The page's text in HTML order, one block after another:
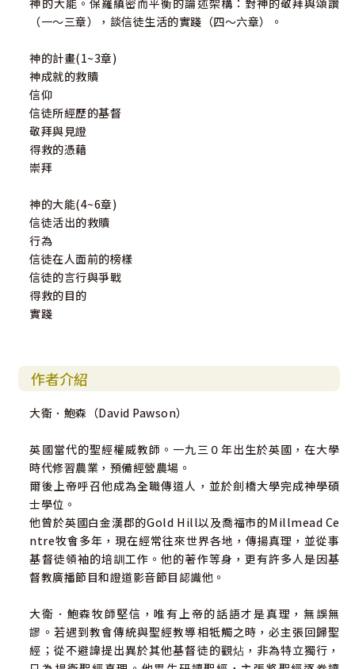
神的大能。保羅縝密而平衡的論述架構：對神的敬拜與頌讚
（一～三章），談信徒生活的實踐（四～六章）。
神的計畫(1~3章)
神成就的救贖
信仰
信徒所經歷的基督
敬拜與見證
得救的憑藉
崇拜
神的大能(4~6章)
信徒活出的救贖
行為
信徒在人面前的榜樣
信徒的言行與爭戰
得救的目的
實踐
作者介紹
大衛．鮑森（David Pawson）
英國當代的聖經權威教師。一九三０年出生於英國，在大學
時代修習農業，預備經營農場。
爾後上帝呼召他成為全職傳道人，並於劍橋大學完成神學碩
士學位。
他曾於英國白金漢郡的Gold Hill以及喬福市的Millmead Ce
ntre牧會多年，現在經常往來世界各地，傳揚真理，並從事
基督徒領袖的培訓工作。他的著作等身，更有許多人是因基
督教廣播節目和證道影音節目認識他。
大衛．鮑森牧師堅信，唯有上帝的話語才是真理，無誤無
謬。若遇到教會傳統與聖經教導相牴觸之時，必主張回歸聖
經；從不避諱提出異於其他基督徒的觀炶，非為特立獨行，